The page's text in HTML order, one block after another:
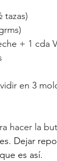
tazas)
+ 1 cda
en 3
hacer la
Dejar
es así.